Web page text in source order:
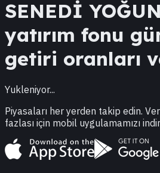
SENEDİ
yatırım fonu
getiri oranları
Yukleniyor...
Piyasaları her yerden takip edin.
fazlası için mobil uygulamamızı